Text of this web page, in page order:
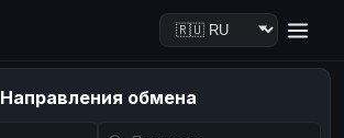
Направления обмена